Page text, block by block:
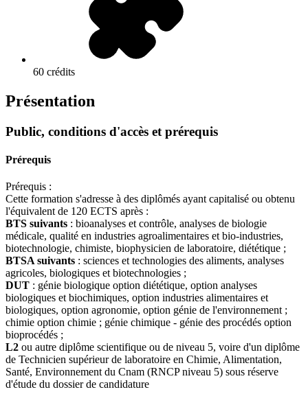
60 crédits
Présentation
Public, conditions d'accès et prérequis
Prérequis
Prérequis :
Cette formation s'adresse à des diplômés ayant capitalisé ou obtenu
l'équivalent de 120 ECTS après :
BTS suivants : bioanalyses et contrôle, analyses de biologie
médicale, qualité en industries agroalimentaires et bio-industries,
biotechnologie, chimiste, biophysicien de laboratoire, diététique ;
BTSA suivants : sciences et technologies des aliments, analyses
agricoles, biologiques et biotechnologies ;
DUT : génie biologique option diététique, option analyses
biologiques et biochimiques, option industries alimentaires et
biologiques, option agronomie, option génie de l'environnement ;
chimie option chimie ; génie chimique - génie des procédés option
bioprocédés ;
L2 ou autre diplôme scientifique ou de niveau 5, voire d'un diplôme
de Technicien supérieur de laboratoire en Chimie, Alimentation,
Santé, Environnement du Cnam (RNCP niveau 5) sous réserve
d'étude du dossier de candidature